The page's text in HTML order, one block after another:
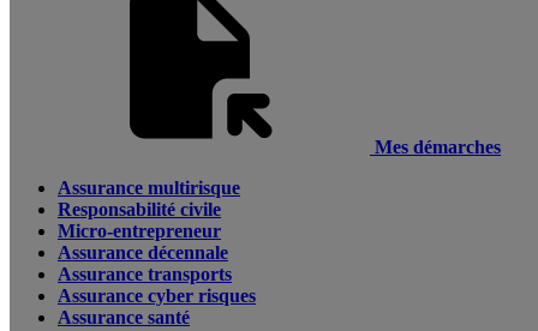
Mes démarches
Assurance multirisque
Responsabilité civile
Micro-entrepreneur
Assurance décennale
Assurance transports
Assurance cyber risques
Assurance santé